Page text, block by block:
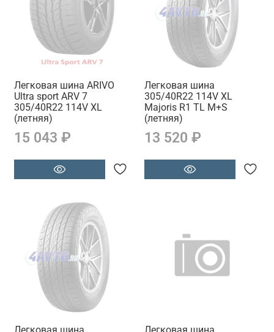
Легковая шина ARIVO
Ultra sport ARV 7
305/40R22 114V XL
(летняя)
15 043 ₽
Легковая шина
305/40R22 114V XL
Majoris R1 TL M+S
(летняя)
13 520 ₽
Легковая шина Легковая шина